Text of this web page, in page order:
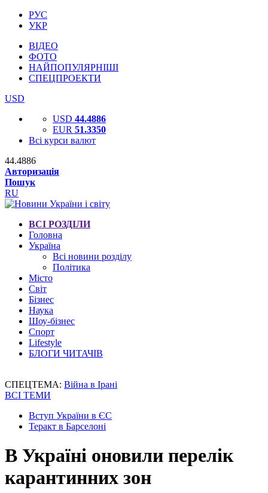
РУС
УКР
ВІДЕО
ФОТО
НАЙПОПУЛЯРНІШІ
СПЕЦПРОЕКТИ
USD
USD 44.4886
EUR 51.3350
Всі курси валют
44.4886
Авторизація
Пошук
RU
ВСІ РОЗДІЛИ
Головна
Україна
Всі новини розділу
Політика
Місто
Світ
Бізнес
Наука
Шоу-бізнес
Спорт
Lifestyle
БЛОГИ ЧИТАЧІВ
СПЕЦТЕМА: Війна в Ірані
ВСІ ТЕМИ
Вступ України в ЄС
Теракт в Барселоні
В Україні оновили перелік
карантинних зон